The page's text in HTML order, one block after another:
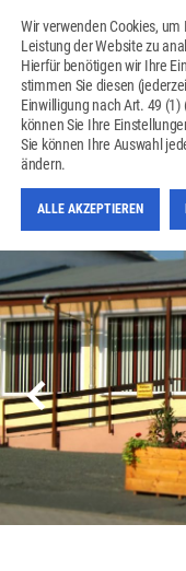
SANIERUNG
Wir verwenden Cookies,
Leistung der Website zu
Hierfür benötigen wir Ihre
stimmen Sie diesen
Einwilligung nach Art. 49 (1)
können Sie Ihre
Sie können Ihre Auswahl
ändern.
ALLE AKZEPTIEREN